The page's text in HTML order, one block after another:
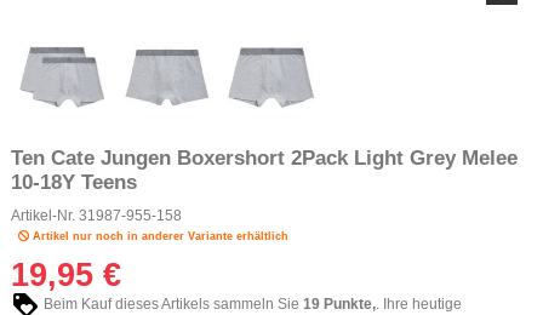
Ten Cate Jungen Boxershort 2Pack Light Grey Melee
10-18Y Teens
Artikel-Nr. 31987-955-158
Artikel nur noch in anderer Variante erhältlich
19,95 €
Beim Kauf dieses Artikels sammeln Sie 19 Punkte,. Ihre heutige